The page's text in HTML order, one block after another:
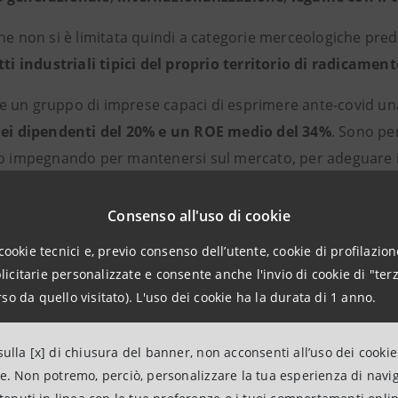
Consenso all'uso di cookie
tecnici e, previo consenso dell’utente, cookie di
personalizzate e consente anche l'invio di cookie di
da quello visitato). L'uso dei cookie ha la durata di 1 anno.
[x] di chiusura del banner, non acconsenti all’uso dei
Non potremo, perciò, personalizzare la tua esperienza di
non si è limitata quindi a categorie merceologiche
industriali tipici del proprio territorio di
un gruppo di imprese capaci di esprimere ante-covid
dipendenti del 20% e un ROE medio del 34%. Sono
impegnando per mantenersi sul mercato, per
da molte delle imprese selezionate,
capaci di
la convinzione che nei nostri territori esistano
e delmade in Italyche continuano a trainare
al rilancio del Paese. Grazie al programma
, oltre alla